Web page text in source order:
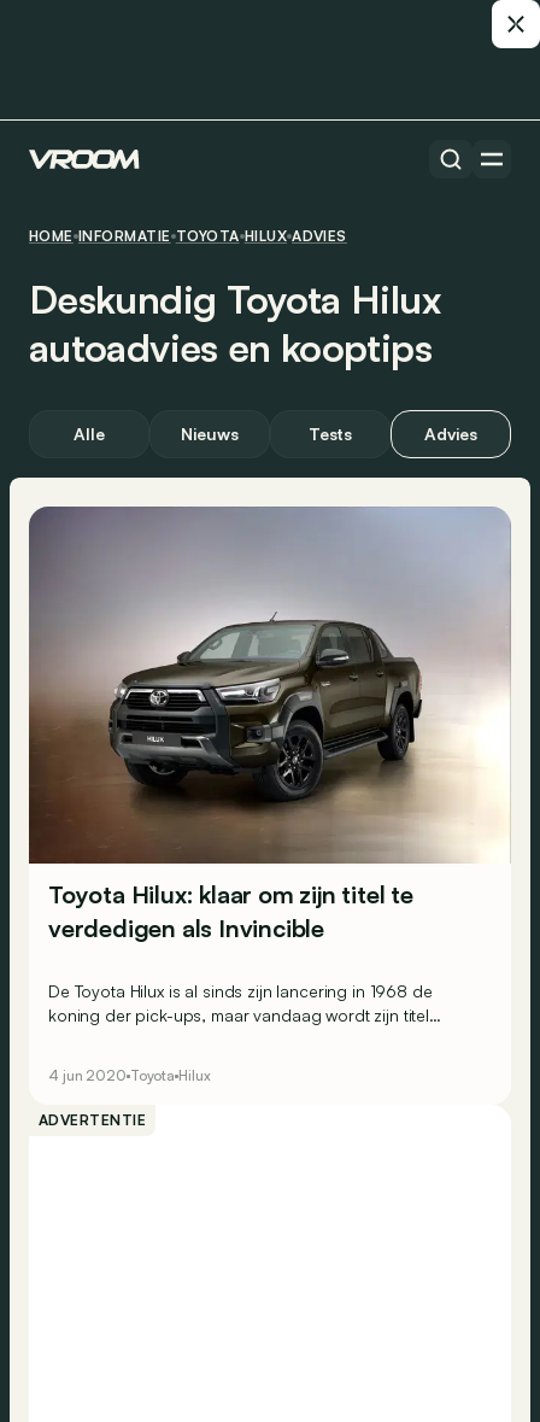
HOME INFORMATIE TOYOTA HILUX ADVIES
Deskundig Toyota Hilux
autoadvies en kooptips
Alle Nieuws Tests Advies
Toyota Hilux: klaar om zijn titel te
verdedigen als Invincible
De Toyota Hilux is al sinds zijn lancering in 1968 de
koning der pick-ups, maar vandaag wordt zijn titel
maken.
4 jun 2020 Toyota Hilux
ADVERTENTIE